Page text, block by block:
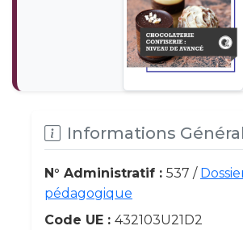
Informations
N° Administratif : 537 /
pédagogique
Code UE : 432103U21D2